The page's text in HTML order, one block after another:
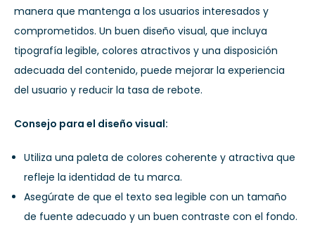
manera que mantenga a los usuarios interesados y
comprometidos. Un buen diseño visual, que incluya
tipografía legible, colores atractivos y una disposición
adecuada del contenido, puede mejorar la experiencia
del usuario y reducir la tasa de rebote.
Consejo para el diseño visual:
Utiliza una paleta de colores coherente y atractiva que
refleje la identidad de tu marca.
Asegúrate de que el texto sea legible con un tamaño
de fuente adecuado y un buen contraste con el fondo.